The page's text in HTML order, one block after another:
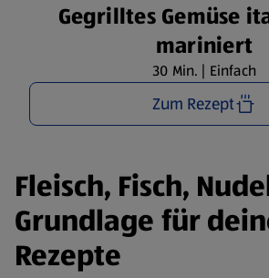
Gegrilltes Gemüse
mariniert
30 Min. | Einfach
Zum Rezept
Fleisch, Fisch,
Grundlage für
Rezepte